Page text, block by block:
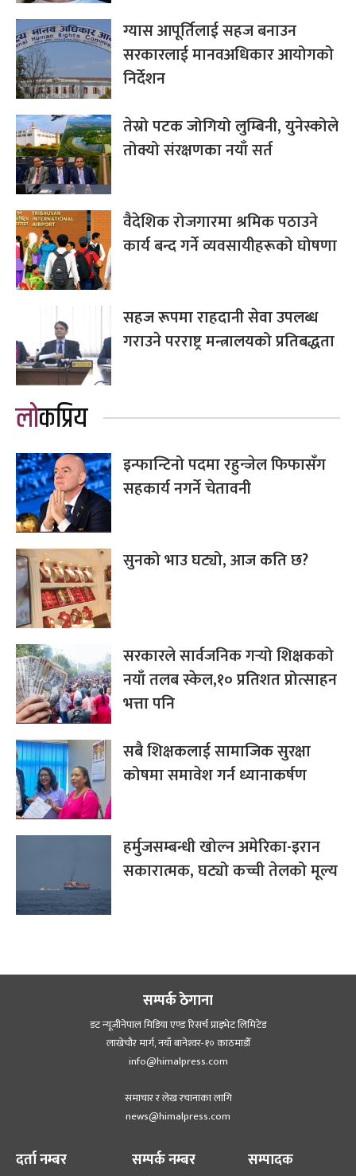
ग्यास आपूर्तिलाई सहज बनाउन
सरकारलाई मानवअधिकार आयोगको
निर्देशन
तेस्रो पटक जोगियो लुम्बिनी, युनेस्कोले
तोक्यो संरक्षणका नयाँ सर्त
वैदेशिक रोजगारमा श्रमिक पठाउने
कार्य बन्द गर्ने व्यवसायीहरूको घोषणा
सहज रूपमा राहदानी सेवा उपलब्ध
गराउने परराष्ट्र मन्त्रालयको प्रतिबद्धता
लोकप्रिय
इन्फान्टिनो पदमा रहुन्जेल फिफासँग
सहकार्य नगर्ने चेतावनी
सुनको भाउ घट्यो, आज कति छ?
सरकारले सार्वजनिक गर्‍यो शिक्षकको
नयाँ तलब स्केल,१० प्रतिशत प्रोत्साहन
भत्ता पनि
सबै शिक्षकलाई सामाजिक सुरक्षा
कोषमा समावेश गर्न ध्यानाकर्षण
हर्मुजसम्बन्धी खोल्न अमेरिका-इरान
सकारात्मक, घट्यो कच्ची तेलको मूल्य
सम्पर्क ठेगाना
डट न्यूजीनेपाल मिडिया एण्ड रिसर्च प्राइभेट लिमिटेड
लाखेचौर मार्ग, नयाँ बानेश्‍वर-१० काठमाडौँ
info@himalpress.com
समाचार र लेख रचानाका लागि
news@himalpress.com
दर्ता नम्बर सम्पर्क नम्बर सम्पादक